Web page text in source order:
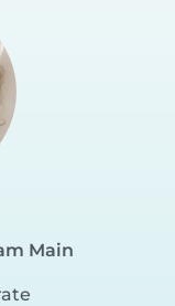
Main